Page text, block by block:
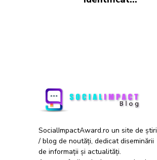
SocialImpactAward.ro un site de știri
/ blog de noutăți, dedicat diseminării
de informații și actualități.